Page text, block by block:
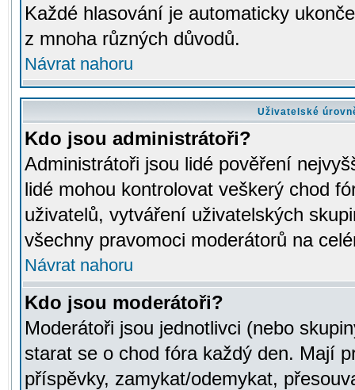
Každé hlasování je automaticky
z mnoha různých důvodů.
Návrat nahoru
Uživatelské
Kdo jsou administrátoři?
Administrátoři jsou lidé pověření
lidé mohou kontrolovat veškerý chod
uživatelů, vytváření uživatelských
všechny pravomoci moderátorů na
Návrat nahoru
Kdo jsou moderátoři?
Moderátoři jsou jednotlivci (nebo
starat se o chod fóra každý den. Mají
příspěvky, zamykat/odemykat,